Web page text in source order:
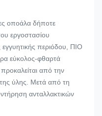
οποάλα δήποτε
εργοστασίου
εγγυητικής περιόδου, ΠΙΟ
εύκολος-φθαρτά
από την
ύλης. Μετά από τη
ανταλλακτικών